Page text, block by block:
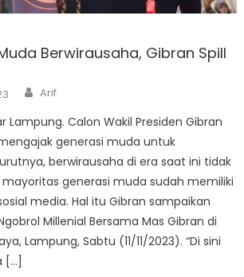
Berwirausaha, Gibran Spill
Author
Arif
Lampung. Calon Wakil Presiden Gibran
generasi muda untuk
berwirausaha di era saat ini tidak
generasi muda sudah memiliki
media. Hal itu Gibran sampaikan
Millenial Bersama Mas Gibran di
Lampung, Sabtu (11/11/2023). “Di sini
[…]